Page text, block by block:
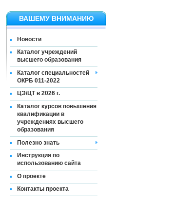
ВАШЕМУ ВНИМАНИЮ
Новости
Каталог учреждений
высшего образования
Каталог специальностей
ОКРБ 011-2022
ЦЭ/ЦТ в 2026 г.
Каталог курсов повышения
квалификации в
учреждениях высшего
образования
Полезно знать
Инструкция по
использованию сайта
О проекте
Контакты проекта